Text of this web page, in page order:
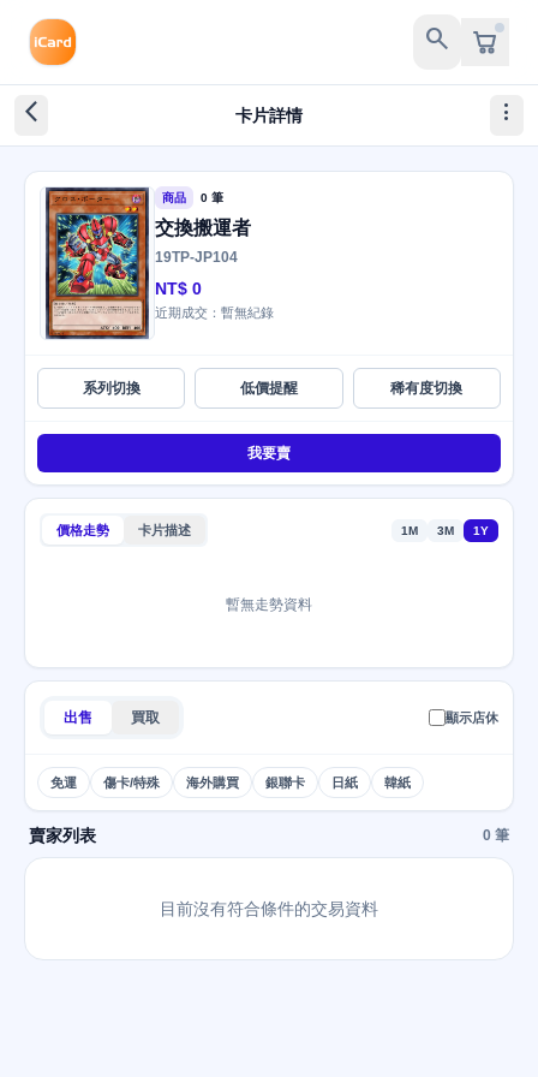
search
arrow_back_ios_new 卡片詳情 more_vert
商品 0 筆
交換搬運者
19TP-JP104
NT$ 0
近期成交：暫無紀錄
系列切換 低價提醒 稀有度切換
我要賣
價格走勢 卡片描述 1M 3M 1Y
暫無走勢資料
出售 買取 顯示店休
免運 傷卡/特殊 海外購買 銀聯卡 日紙 韓紙
賣家列表 0 筆
目前沒有符合條件的交易資料